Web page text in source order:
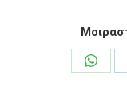
Share